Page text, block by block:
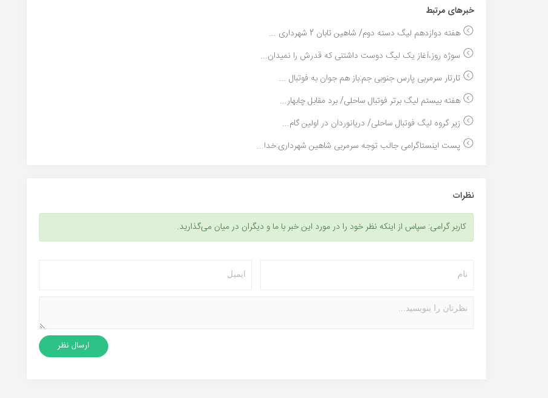
خبر‌های مرتبط
هفته دوازدهم لیگ دسته دوم/ شاهین تابان 2 شهرداری ...
سوژه روز،آغاز یک لیگ دوست داشتنی که قدرش را نمیدان...
تارتار سرمربی پارس جنوبی جم:باز هم جوان به فوتبال ...
هفته بیستم لیگ برتر فوتبال ساحلی/ برد مقابل چابهار...
زیر گروه لیگ فوتبال ساحلی/ دریانوردان در اولین گام...
پست اینستاگرامی جالب توجه سرمربی شاهین شهرداری:خدا...
نظرات
کاربر گرامی: سپاس از اینکه نظر خود را در مورد این خبر با ما و دیگران در میان می‌گذارید.